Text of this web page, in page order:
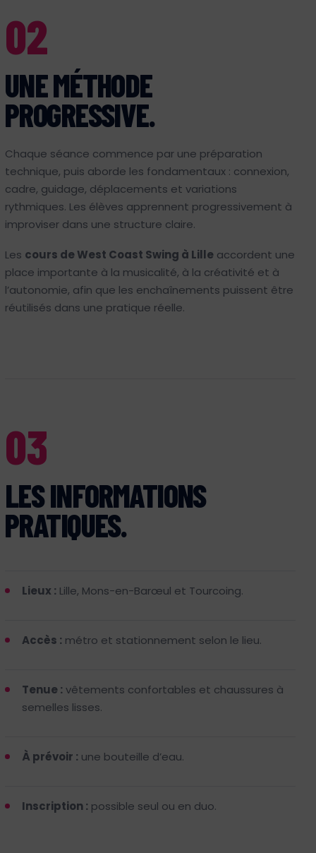
02
UNE MÉTHODE
PROGRESSIVE.
Chaque séance commence par une préparation
technique, puis aborde les fondamentaux : connexion,
cadre, guidage, déplacements et variations
rythmiques. Les élèves apprennent progressivement à
improviser dans une structure claire.
Les cours de West Coast Swing à Lille accordent une
place importante à la musicalité, à la créativité et à
l’autonomie, afin que les enchaînements puissent être
réutilisés dans une pratique réelle.
03
LES INFORMATIONS
PRATIQUES.
Lieux : Lille, Mons-en-Barœul et Tourcoing.
Accès : métro et stationnement selon le lieu.
Tenue : vêtements confortables et chaussures à
semelles lisses.
À prévoir : une bouteille d’eau.
Inscription : possible seul ou en duo.